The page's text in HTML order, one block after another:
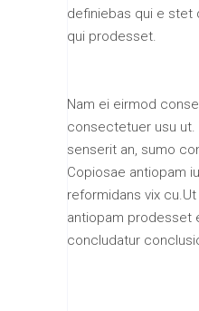
definiebas qui e stet
qui prodesset.
Nam ei eirmod
consectetuer usu ut.
senserit an, sumo
Copiosae antiopam
reformidans vix
antiopam prodesset
concludatur